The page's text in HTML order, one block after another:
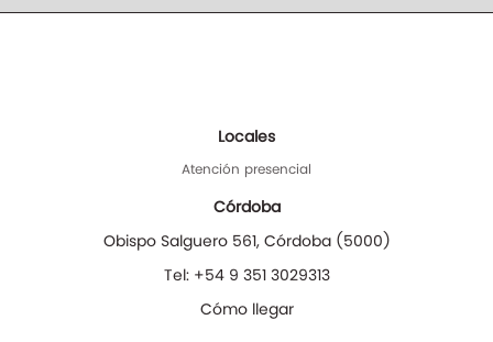
Locales
Atención presencial
Córdoba
Obispo Salguero 561, Córdoba(5000)
Tel: +54 9 351 3029313
Cómo llegar